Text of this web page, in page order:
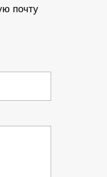
почту